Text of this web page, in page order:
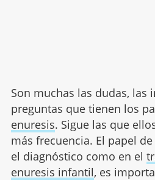
Son muchas las dudas, las
preguntas que tienen los
enuresis. Sigue las que
más frecuencia. El papel
el diagnóstico como en el
enuresis infantil, es